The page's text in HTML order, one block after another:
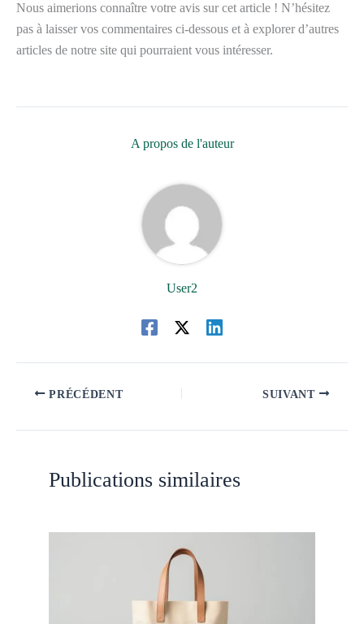
Nous aimerions connaître votre avis sur cet article ! N’hésitez
pas à laisser vos commentaires ci-dessous et à explorer d’autres
articles de notre site qui pourraient vous intéresser.
A propos de l'auteur
User2
PRÉCÉDENT SUIVANT
Publications similaires